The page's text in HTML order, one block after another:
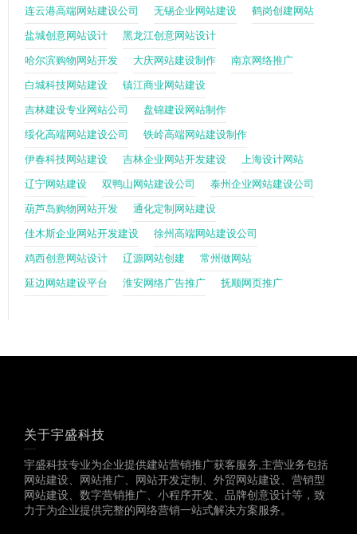
连云港高端网站建设公司 无锡企业网站建设 鹤岗创建网站
盐城创意网站设计 黑龙江创意网站设计
哈尔滨购物网站开发 大庆网站建设制作 南京网络推广
白城科技网站建设 镇江商业网站建设
吉林建设专业网站公司 盘锦建设网站制作
绥化高端网站建设公司 铁岭高端网站建设制作
伊春科技网站建设 吉林企业网站开发建设 上海设计网站
辽宁网站建设 双鸭山网站建设公司 泰州企业网站建设公司
葫芦岛购物网站开发 通化定制网站建设
佳木斯企业网站开发建设 徐州高端网站建设公司
鸡西创意网站设计 辽源网站创建 常州做网站
延边网站建设平台 淮安网络广告推广 抚顺网页推广
关于宇盛科技
宇盛科技专业为企业提供建站营销推广获客服务,主营业务包括
网站建设、网站推广、网站开发定制、外贸网站建设、营销型
网站建设、数字营销推广、小程序开发、品牌创意设计等，致
力于为企业提供完整的网络营销一站式解决方案服务。